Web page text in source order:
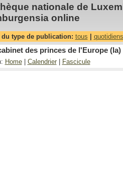
nationale de
online
type de publication: tous
des princes de l'Europe (la)
Home| Calendrier| Fascicule